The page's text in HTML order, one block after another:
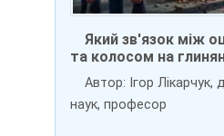
Який зв'язок між
та колосом на
Автор: Ігор Лікарчук,
наук, професор